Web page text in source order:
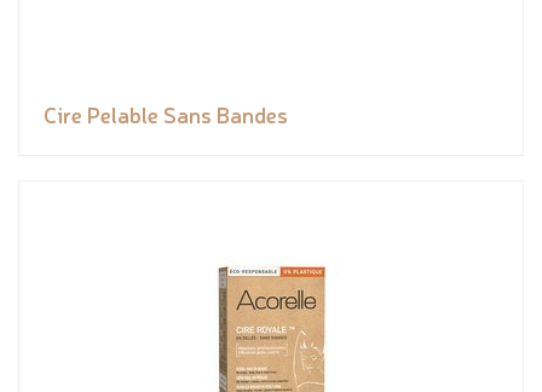
Cire Pelable Sans Bandes